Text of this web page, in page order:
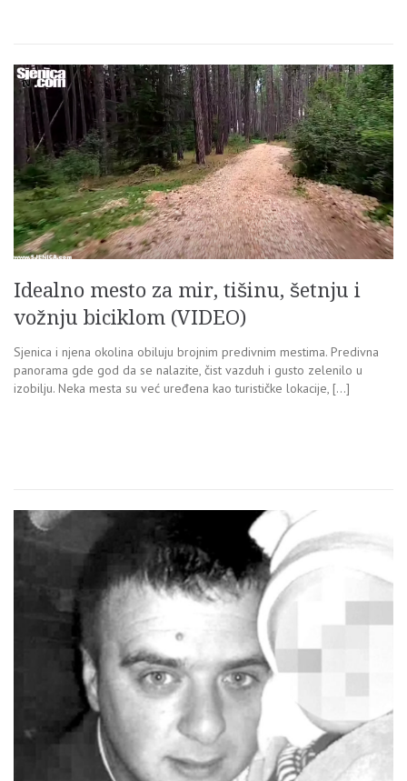
Idealno mesto za mir, tišinu, šetnju i
vožnju biciklom (VIDEO)
Sjenica i njena okolina obiluju brojnim predivnim mestima. Predivna
panorama gde god da se nalazite, čist vazduh i gusto zelenilo u
izobilju. Neka mesta su već uređena kao turističke lokacije, […]